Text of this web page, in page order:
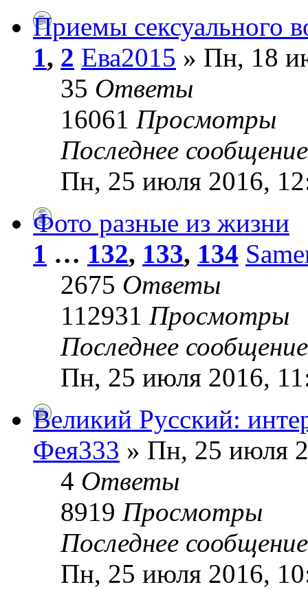
Приемы сексуального
1, 2 Ева2015 » Пн, 18
35 Ответы
16061 Просмотры
Последнее
Пн, 25 июля 2016,
Фото разные из жизни
1 … 132, 133, 134
2675 Ответы
112931 Просмотры
Последнее
Пн, 25 июля 2016,
Великий Русский:
Фея333 » Пн, 25 июля
4 Ответы
8919 Просмотры
Последнее
Пн, 25 июля 2016,